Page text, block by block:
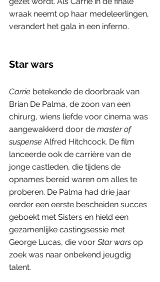
wraak neemt op haar medeleerlingen,
verandert het gala in een inferno.
Star wars
Carrie betekende de doorbraak van
Brian De Palma, de zoon van een
chirurg, wiens liefde voor cinema was
aangewakkerd door de master of
suspense Alfred Hitchcock. De film
lanceerde ook de carrière van de
jonge castleden, die tijdens de
opnames bereid waren om alles te
proberen. De Palma had drie jaar
eerder een eerste bescheiden succes
geboekt met Sisters en hield een
gezamenlijke castingsessie met
George Lucas, die voor Star wars op
zoek was naar onbekend jeugdig
talent.